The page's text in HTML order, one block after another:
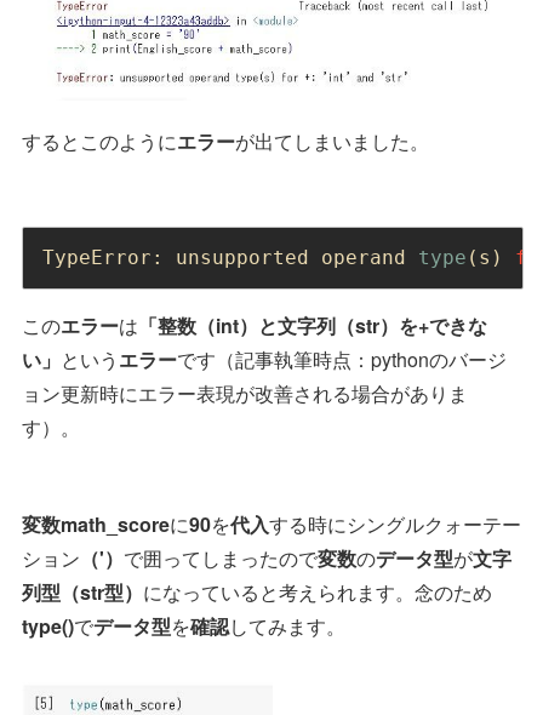
するとこのようにエラーが出てしまいました。
TypeError: unsupported operand type (s)
このエラーは 「整数（int）と文字列（str）を+できな
い」 という エラーです（記事執筆時点：pythonのバージ
ョン更新時にエラー表現が改善される場合がありま
す）。
変数math_scoreに90を代入する時にシングルクォーテー
ション （'） で囲ってしまったので変数のデータ型が文字
列型（str型） になっていると考えられます。念のため
type()でデータ型を確認してみます。